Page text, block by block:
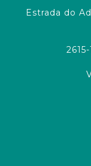
Estrada do